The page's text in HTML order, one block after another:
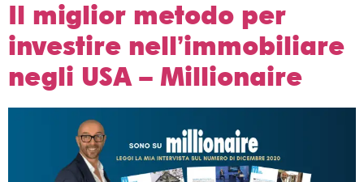
Il miglior metodo per
investire nell’immobiliare
negli USA – Millionaire